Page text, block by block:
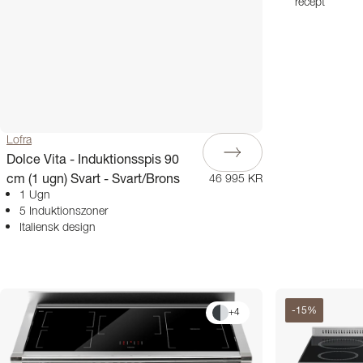
Lofra
Dolce Vita - Induktionsspis 90
cm (1 ugn) Svart - Svart/Brons
1 Ugn
5 Induktionszoner
Italiensk design
46 995 KR
recept
+4 -15%